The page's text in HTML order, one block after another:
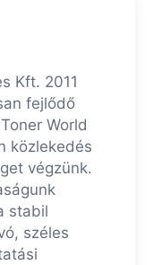
Kft. 2011
fejlődő
World
közlekedés
végzünk.
stabil
széles